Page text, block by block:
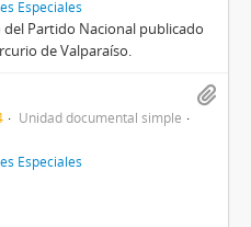
Especiales
Partido Nacional publicado
de Valparaíso.
Unidad documental simple
Especiales